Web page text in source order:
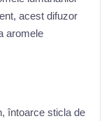
acest difuzor
aromele
întoarce sticla de